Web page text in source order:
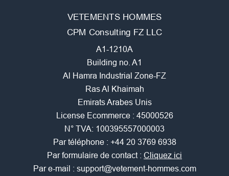
VETEMENTS HOMMES
CPM Consulting FZ LLC
A1-1210A
Building no. A1
Al Hamra Industrial Zone-FZ
Ras Al Khaimah
Emirats Arabes Unis
License Ecommerce : 45000526
N° TVA: 100395557000003
Par téléphone : +44 20 3769 6938
Par formulaire de contact : Cliquez ici
Par e-mail : support@vetement-hommes.com